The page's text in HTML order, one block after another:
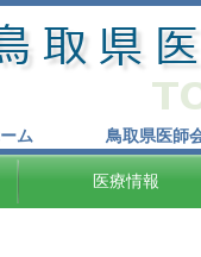
ム 鳥取県医師
医療情報